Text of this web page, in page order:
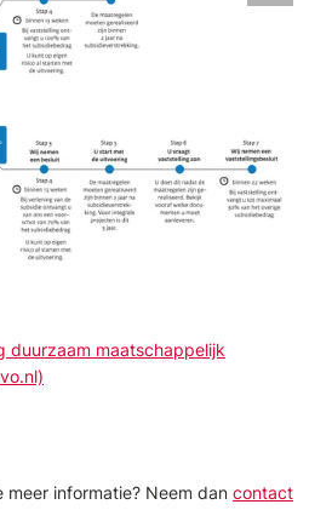
duurzaam maatschappelijk
meer informatie? Neem dan contact